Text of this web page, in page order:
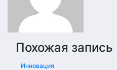
Похожая запись
Инновация